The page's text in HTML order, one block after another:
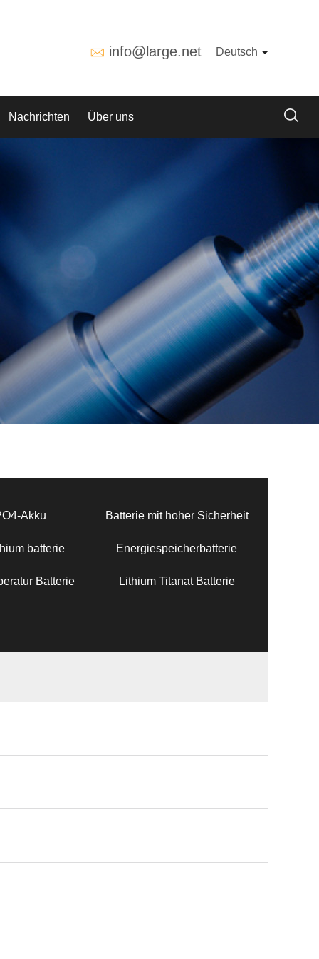
info@large.net Deutsch
Nachrichten Über uns
Akku Batterie mit hoher Sicherheit
batterie Energiespeicherbatterie
Batterie Lithium Titanat Batterie